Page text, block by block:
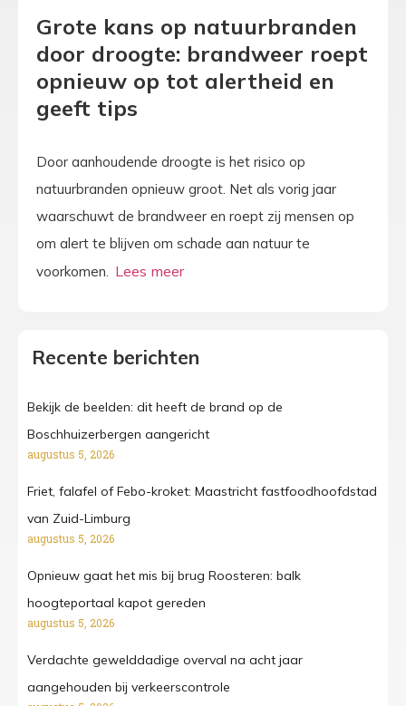
Grote kans op natuurbranden
door droogte: brandweer roept
opnieuw op tot alertheid en
geeft tips
Door aanhoudende droogte is het risico op
natuurbranden opnieuw groot. Net als vorig jaar
waarschuwt de brandweer en roept zij mensen op
om alert te blijven om schade aan natuur te
voorkomen.
Recente berichten
Bekijk de beelden: dit heeft de brand op de
Boschhuizerbergen aangericht
augustus 5, 2026
Friet, falafel of Febo-kroket: Maastricht fastfoodhoofdstad
van Zuid-Limburg
augustus 5, 2026
Opnieuw gaat het mis bij brug Roosteren: balk
hoogteportaal kapot gereden
augustus 5, 2026
Verdachte gewelddadige overval na acht jaar
aangehouden bij verkeerscontrole